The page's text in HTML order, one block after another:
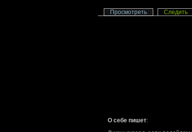
Просмотреть Следить
О себе пишет: